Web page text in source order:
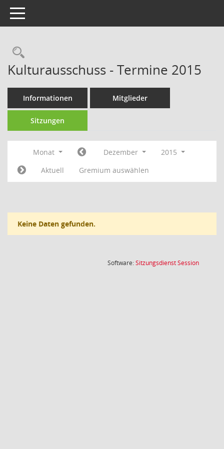
Toggle navigation
Rechercheauswahl
Kulturausschuss - Termine 2015
Informationen Mitglieder
Sitzungen
Monat Dezember
2015
Aktuell
Gremium auswählen
Keine Daten gefunden.
Software:SitzungsdienstSession(Wird in